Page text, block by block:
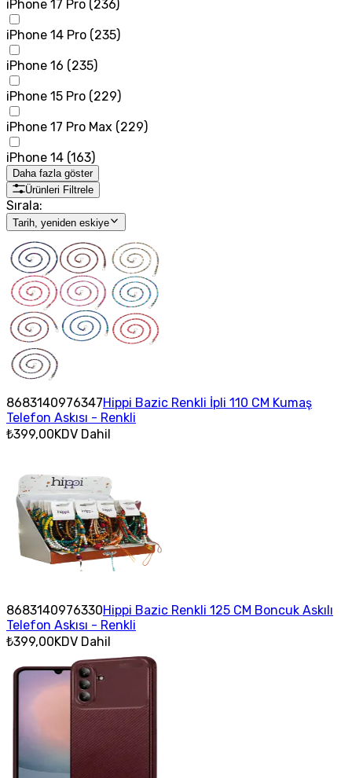
iPhone 17 Pro ( 236)
iPhone 14 Pro (235)
iPhone 16 (235)
iPhone 15 Pro (229)
iPhone 17 Pro Max (229)
iPhone 14 (163)
Daha fazla göster
Ürünleri Filtrele
Sırala:
Tarih, yeniden eskiye
8683140976347Hippi Bazic Renkli İpli 110 CM Kumaş
Telefon Askısı - Renkli
₺399,00KDV Dahil
8683140976330Hippi Bazic Renkli 125 CM Boncuk Askılı
Telefon Askısı - Renkli
₺399,00KDV Dahil